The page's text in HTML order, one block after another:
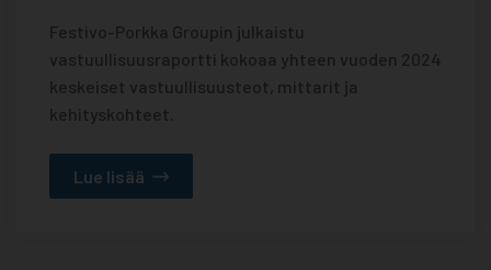
Festivo-Porkka Groupin julkaistu
vastuullisuusraportti kokoaa yhteen vuoden 2024
keskeiset vastuullisuusteot, mittarit ja
kehityskohteet.
Lue lisää